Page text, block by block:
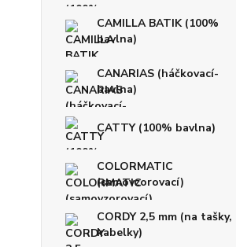
CAMILLA BATIK (100%
bavlna)
CANARIAS (háčkovací-
bavlna)
CATTY (100% bavlna)
COLORMATIC
(samovzorovací)
CORDY 2,5 mm (na tašky,
kabelky)